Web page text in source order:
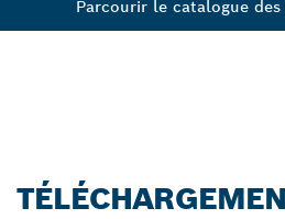
Parcourir le catalogue des